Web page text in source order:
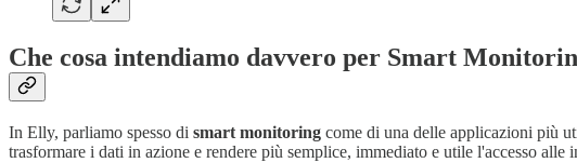
Che cosa intendiamo davvero per Smart
In Elly, parliamo spesso di smart monitoring come di una delle applicazioni più
trasformare i dati in azione e rendere più semplice, immediato e utile l'accesso alle